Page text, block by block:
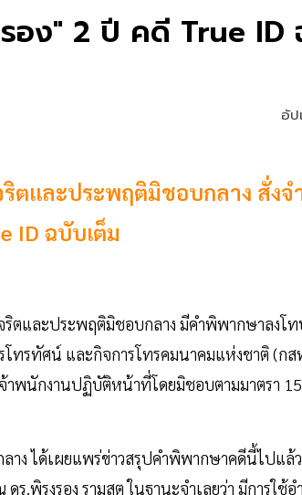
อง" 2 ปี คดี True ID
อั
และประพฤติมิชอบกลาง สั่งจ
ID ฉบับเต็ม
ตและประพฤติมิชอบกลาง มีคำพิพากษาลงโ
รโทรทัศน์ และกิจการโทรคมนาคมแห่งชาติ (
าพนักงานปฏิบัติหน้าที่โดยมิชอบตามมาตรา
ง ได้เผยแพร่ข่าวสรุปคำพิพากษาคดีนี้ไปแล้
.พิรงรอง รามสูต ในฐานะจำเลยว่า มีการใช้